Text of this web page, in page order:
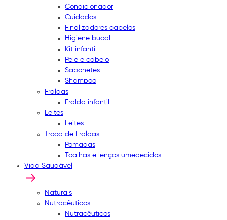
Condicionador
Cuidados
Finalizadores cabelos
Higiene bucal
Kit infantil
Pele e cabelo
Sabonetes
Shampoo
Fraldas
Fralda infantil
Leites
Leites
Troca de Fraldas
Pomadas
Toalhas e lenços umedecidos
Vida Saudável
Naturais
Nutracêuticos
Nutracêuticos